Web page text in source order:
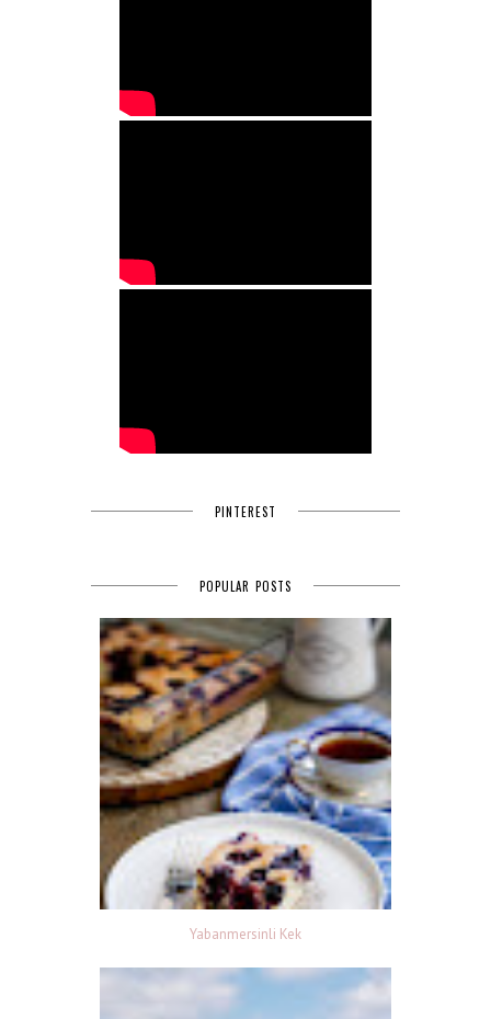
PINTEREST
POPULAR POSTS
Yabanmersinli Kek